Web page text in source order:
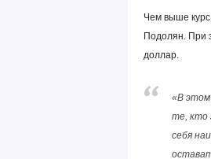
Чем выше курс
Подолян. При
доллар.
«В этом
те, кто
себя